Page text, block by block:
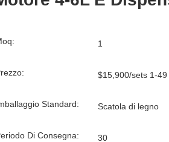
1
$15,900/sets 1-49
Standard: Scatola di legno
Di Consegna: 30